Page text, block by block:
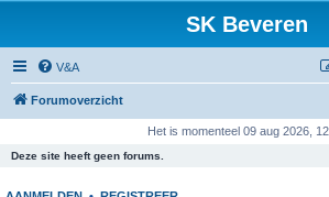
SK Beveren
V&A
Forumoverzicht
Het is momenteel 09 aug 2026,
Deze site heeft geen forums.